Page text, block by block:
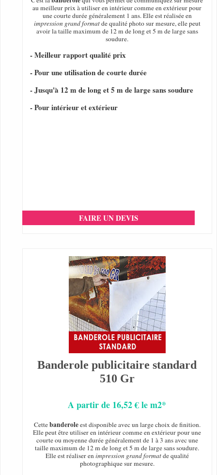
au meilleur prix à utiliser en intérieur comme en extérieur pour
une courte durée généralement 1 ans. Elle est réalisée en
impression grand formatde qualité photo sur mesure, elle peut
avoir la taille maximum de 12 m de long et 5 m de large sans
soudure.
- Meilleur rapport qualité prix
- Pour une utilisation de courte durée
- Jusqu'à 12 m de long et 5 m de large sans soudure
- Pour intérieur et extérieur
FAIRE UN DEVIS
Banderole publicitaire standard
510 Gr
A partir de 16,52 € le m2*
Cettebanderoleest disponible avec un large choix de finition.
Elle peut être utiliser en intérieur comme en extérieur pour une
courte ou moyenne durée généralement de 1 à 3 ans avec une
taille maximum de 12 m de long et 5 m de large sans soudure.
Elle est réaliser enimpression grand formatde qualité
photographique sur mesure.